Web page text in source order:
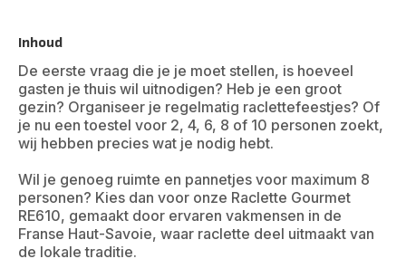
Inhoud
De eerste vraag die je je moet stellen, is hoeveel
gasten je thuis wil uitnodigen? Heb je een groot
gezin? Organiseer je regelmatig raclettefeestjes? Of
je nu een toestel voor 2, 4, 6, 8 of 10 personen zoekt,
wij hebben precies wat je nodig hebt.
Wil je genoeg ruimte en pannetjes voor maximum 8
personen? Kies dan voor onze Raclette Gourmet
RE610, gemaakt door ervaren vakmensen in de
Franse Haut-Savoie, waar raclette deel uitmaakt van
de lokale traditie.